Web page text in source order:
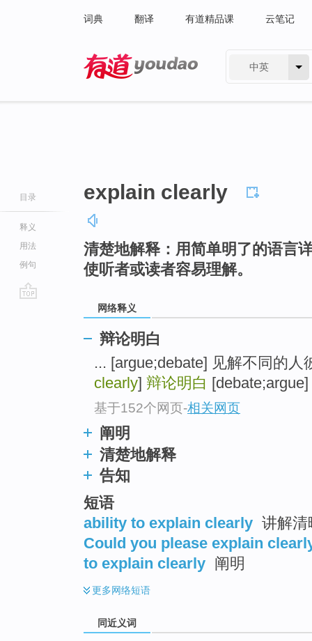
词典 翻译 有道精品课 云笔记
中英
目录
释义
用法
例句
explain clearly
清楚地解释：用简单明了的语言
使听者或读者容易理解。
网络释义
辩论明白
... [argue;debate] 见解不同的
clearly] 辩论明白
基于152个网页-相关网页
阐明
清楚地解释
告知
短语
ability to explain clearly 讲解清
Could you please explain
to explain clearly 阐明
更多网络短语
同近义词